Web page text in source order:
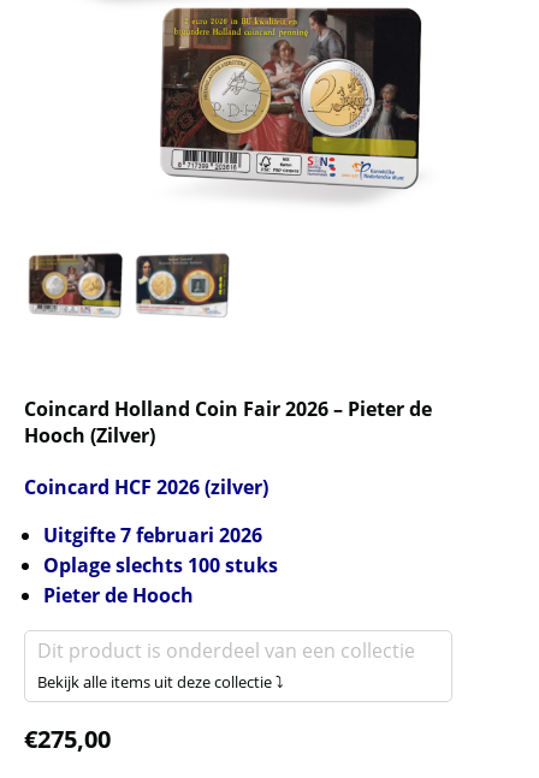
Coincard Holland Coin Fair 2026 – Pieter de
Hooch (Zilver)
Coincard HCF 2026 (zilver)
Uitgifte 7 februari 2026
Oplage slechts 100 stuks
Pieter de Hooch
Dit product is onderdeel van een collectie
Bekijk alle items uit deze collectie ⤵
€275,00